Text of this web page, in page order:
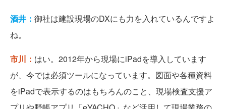
酒井： 御社は建設現場のDXにも力を入れているんですよ
ね。
市川： はい。2012年から現場にiPadを導入しています
が、今では必須ツールになっています。図面や各種資料
をiPadで表示するのはもちろんのこと、現場検査支援ア